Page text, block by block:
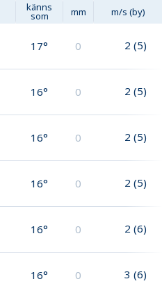
känns
som mm m/s (by)
17° 0 2 (5)
16° 0 2 (5)
16° 0 2 (5)
16° 0 2 (5)
16° 0 2 (6)
16° 0 3 (6)